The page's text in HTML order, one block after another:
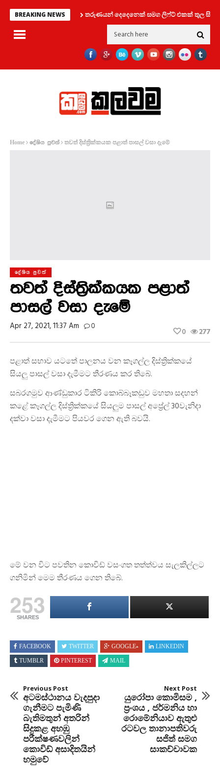
BREAKING NEWS තරුණයන් දෙදෙනෙක් සමග ලිෆ්ට් එකක් තුල සිර වූ
Home දේශිය පුවත් තවත් දිස්ත්‍රික්කයක පළාත් පාසල් වසා දැමේ
දේශිය පුවත්
තවත් දිස්ත්‍රික්කයක පළාත්
පාසල් වසා දැමේ
Apr 27, 2021, 11:37 Am 0 277
0
පළාත් සභාව යටතේ පාලනය වන කෑගල්ල දිස්ත්‍රික්කයේ
සියලු පාසල් වසා දැමීමට තීරණය කර තිබේ.
සබරගමුව ආණ්ඩුකාර ටිකිරි කොබ්බෑකඩුව මහතා සදහන්
කළේ කෑගල්ල දිස්ත්‍රික්කයේ සියලුම පාසල් අප්‍රේල් 30වැනිදා
දක්වා වසා දැමීමට පියවර ගෙන ඇති බවයි.
මේ වන විට පවතින කොවිඩ් වසංගත තත්ත්වය සැලකිල්ලට
ගනිමින් මෙම තීරණය ගෙන තිබේ.
253
SHARES
FACEBOOK TWITTER GOOGLE+ LINKEDIN
TUMBLR PINTEREST MAIL
Previous Post
අටමස්ථානය වැදපුදා
ගැනීමට පැමිණි
බැතිමතුන් අතරින්
සිදුකළ අහඹු
පරීක්ෂණවලින්
කොවිඩ් අසාදිතයින්
හමුවේ
Next Post
යුරෝපා කොමිසම ,
ප්‍රංශය , ජර්මනිය හා
රොමේනියාව ඇතුළු
රටවල තානාපතිවරු
සජිත් සමග
සාකච්චාවක